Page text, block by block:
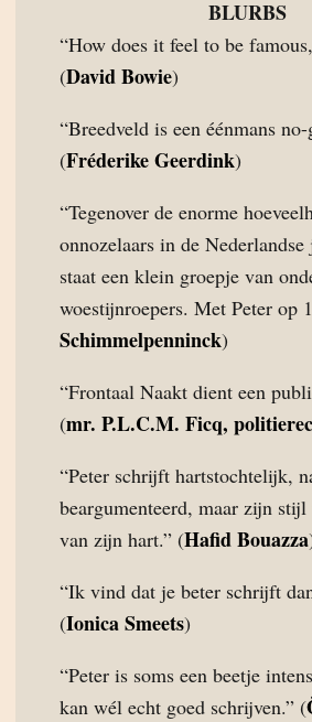
BLURBS
“How does it feel to be
(David Bowie)
“Breedveld is een éénmans no-
(Fréderike Geerdink)
“Tegenover de enorme
onnozelaars in de
staat een klein groepje van
woestijnroepers. Met Peter op
Schimmelpenninck)
“Frontaal Naakt dient een
(mr. P.L.C.M. Ficq,
“Peter schrijft hartstochtelijk,
beargumenteerd, maar zijn
van zijn hart.” (Hafid Bouazza
“Ik vind dat je beter schrijft
(Ionica Smeets)
“Peter is soms een beetje
kan wél echt goed schrijven.” (